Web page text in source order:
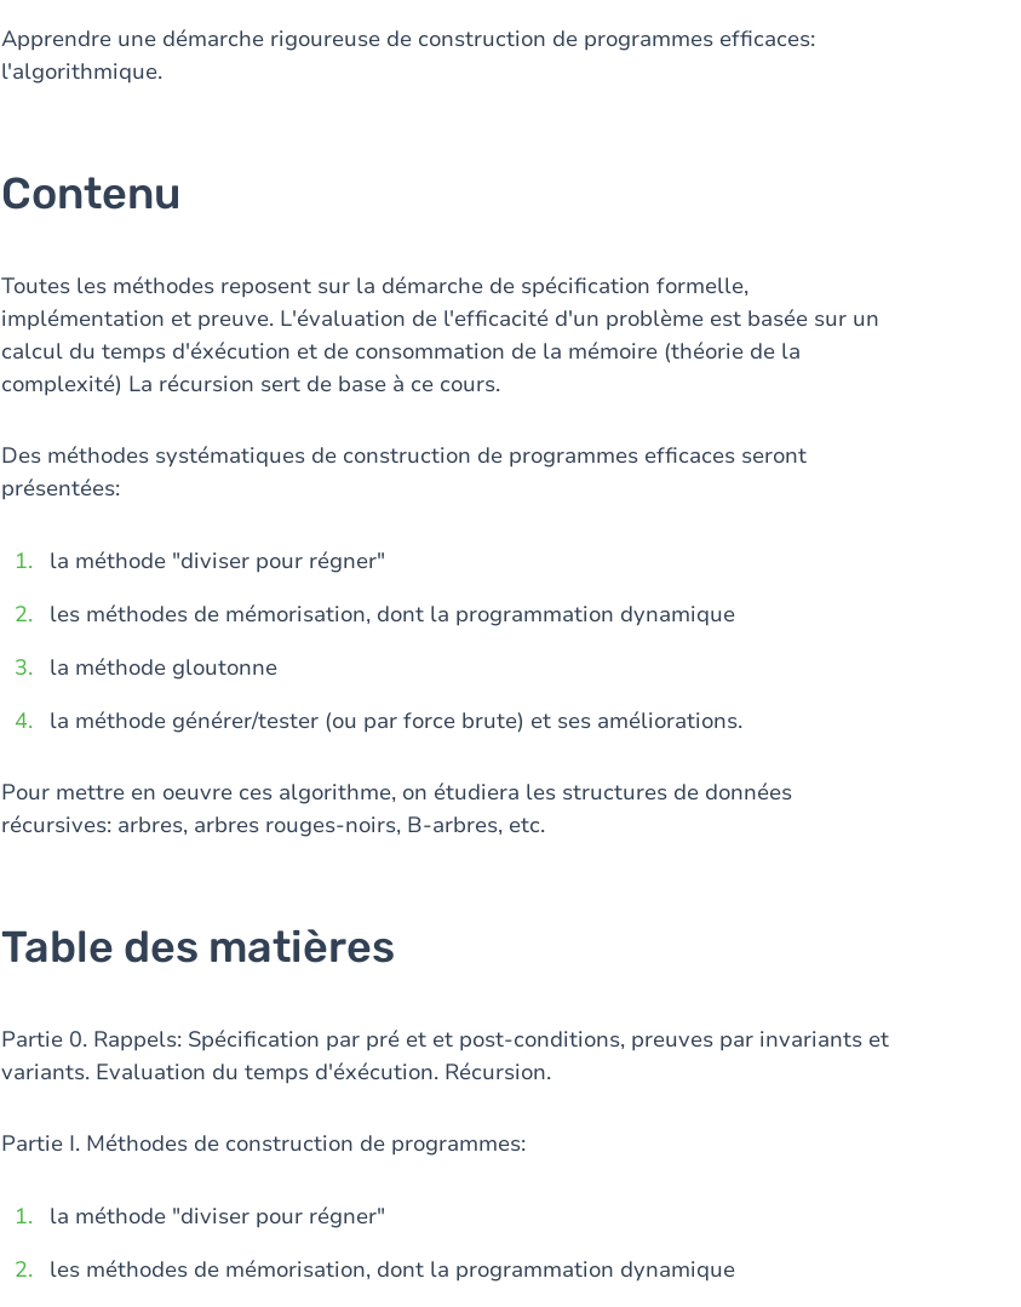
Apprendre une démarche rigoureuse de construction de programmes efficaces:
l'algorithmique.
Contenu
Toutes les méthodes reposent sur la démarche de spécification formelle,
implémentation et preuve. L'évaluation de l'efficacité d'un problème est basée sur un
calcul du temps d'éxécution et de consommation de la mémoire (théorie de la
complexité) La récursion sert de base à ce cours.
Des méthodes systématiques de construction de programmes efficaces seront
présentées:
la méthode "diviser pour régner"
les méthodes de mémorisation, dont la programmation dynamique
la méthode gloutonne
la méthode générer/tester (ou par force brute) et ses améliorations.
Pour mettre en oeuvre ces algorithme, on étudiera les structures de données
récursives: arbres, arbres rouges-noirs, B-arbres, etc.
Table des matières
Partie 0. Rappels: Spécification par pré et et post-conditions, preuves par invariants et
variants. Evaluation du temps d'éxécution. Récursion.
Partie I. Méthodes de construction de programmes:
la méthode "diviser pour régner"
les méthodes de mémorisation, dont la programmation dynamique